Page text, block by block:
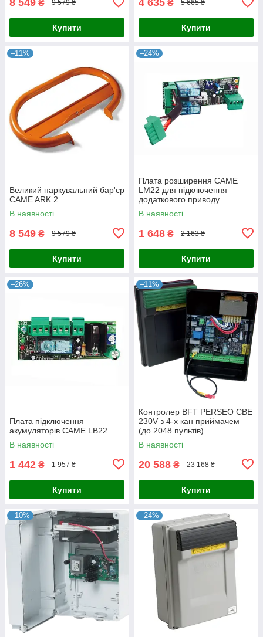
₴ 9 579 ₴
Купити
₴ 5 665 ₴
Купити
–11%
Великий паркувальний бар'єр
CAME ARK 2
В наявності
8 549 ₴ 9 579 ₴
Купити
–24%
Плата розширення CAME
LM22 для підключення
додаткового приводу
UNIPARK
В наявності
1 648 ₴ 2 163 ₴
Купити
–26%
Плата підключення
акумуляторів CAME LB22
В наявності
1 442 ₴ 1 957 ₴
Купити
–11%
Контролер BFT PERSEO CBE
230V з 4-х кан приймачем
(до 2048 пультів)
В наявності
20 588 ₴ 23 168 ₴
Купити
–10% –24%